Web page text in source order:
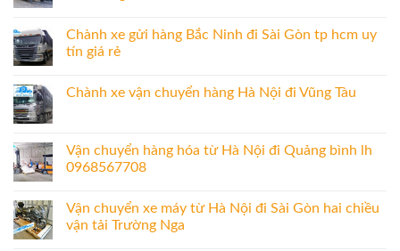
Chành xe gửi hàng Bắc Ninh đi Sài Gòn tp hcm uy
tín giá rẻ
Chành xe vận chuyển hàng Hà Nội đi Vũng Tàu
Vận chuyển hàng hóa từ Hà Nội đi Quảng bình lh
0968567708
Vận chuyển xe máy từ Hà Nội đi Sài Gòn hai chiều
vận tải Trường Nga